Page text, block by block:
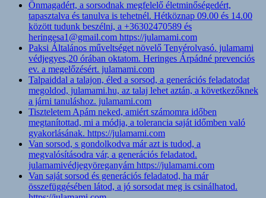
Önmagadért, a sorsodnak megfelelő életminőségedért,
tapasztalva és tanulva is tehetnél. Hétköznap 09.00 és 14.00
között tudunk beszélni, a +36302470589 és
heringesa1@gmail.com https://julamami.com
Paksi Általános műveltséget növelő Tenyérolvasó. julamami
védjegyes,20 órában oktatom. Heringes Árpádné prevenciós
ev. a megelőzésért. julamami.com
Talpaiddal a talajon, éled a sorsod, a generációs feladatodat
megoldod, julamami.hu, az talaj lehet aztán, a következőknek
a járni tanuláshoz. julamami.com
Tiszteletem Apám neked, amiért számomra időben
megtanítottad, mi a módja, a tolerancia saját időmben való
gyakorlásának. https://julamami.com
Van sorsod, s gondolkodva már azt is tudod, a
megvalósításodra vár, a generációs feladatod.
julamamivédjegyöreganyám https://julamami.com
Van saját sorsod és generációs feladatod, ha már
összefüggésében látod, a jó sorsodat meg is csinálhatod.